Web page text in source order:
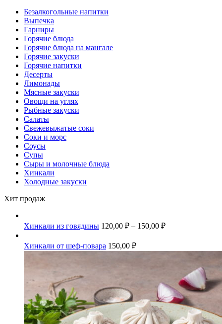
Безалкогольные напитки
Выпечка
Гарниры
Горячие блюда
Горячие блюда на мангале
Горячие закуски
Горячие напитки
Десерты
Лимонады
Мясные закуски
Овощи на углях
Рыбные закуски
Салаты
Свежевыжатые соки
Соки и морс
Соусы
Супы
Сыры и молочные блюда
Хинкали
Холодные закуски
Хит продаж
Хинкали из говядины 120,00 ₽ – 150,00 ₽
Хинкали от шеф-повара 150,00 ₽